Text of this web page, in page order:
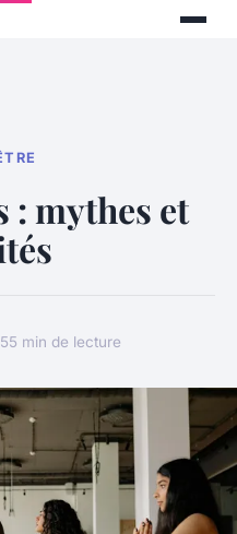
mythes et
5 min de lecture